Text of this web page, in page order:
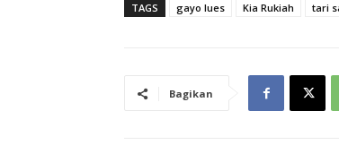
TAGS gayo lues Kia Rukiah tari
Bagikan